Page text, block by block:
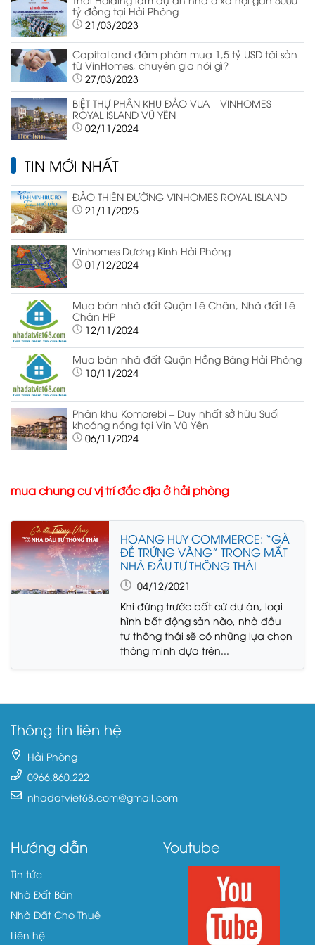
tỷ đồng tại Hải Phòng
21/03/2023
CapitaLand đàm phán mua 1,5 tỷ USD tài sản
từ VinHomes, chuyên gia nói gì?
27/03/2023
BIỆT THỰ PHÂN KHU ĐẢO VUA – VINHOMES
ROYAL ISLAND VŨ YÊN
02/11/2024
TIN MỚI NHẤT
ĐẢO THIÊN ĐƯỜNG VINHOMES ROYAL ISLAND
21/11/2025
Vinhomes Dương Kinh Hải Phòng
01/12/2024
Mua bán nhà đất Quận Lê Chân, Nhà đất Lê
Chân HP
12/11/2024
Mua bán nhà đất Quận Hồng Bàng Hải Phòng
10/11/2024
Phân khu Komorebi – Duy nhất sở hữu Suối
khoáng nóng tại Vin Vũ Yên
06/11/2024
mua chung cư vị trí đắc địa ở hải phòng
HOANG HUY COMMERCE: “GÀ
ĐẺ TRỨNG VÀNG” TRONG MẮT
NHÀ ĐẦU TƯ THÔNG THÁI
04/12/2021
Khi đứng trước bất cứ dự án, loại
hình bất động sản nào, nhà đầu
tư thông thái sẽ có những lựa chọn
thông minh dựa trên...
Thông tin liên hệ
Hải Phòng
0966.860.222
nhadatviet68.com@gmail.com
Hướng dẫn
Tin tức
Nhà Đất Bán
Nhà Đất Cho Thuê
Liên hệ
Youtube